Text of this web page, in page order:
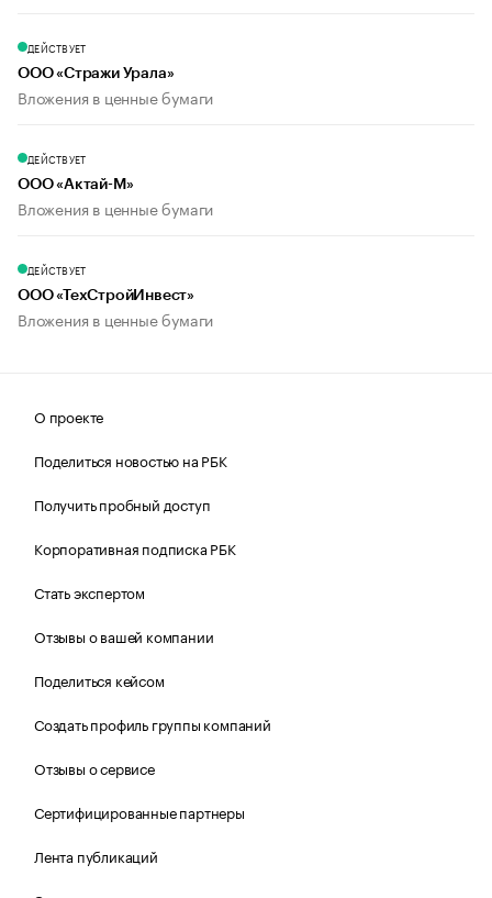
ДЕЙСТВУЕТ
ООО «Стражи Урала»
Вложения в ценные бумаги
ДЕЙСТВУЕТ
ООО «Актай-М»
Вложения в ценные бумаги
ДЕЙСТВУЕТ
ООО «ТехСтройИнвест»
Вложения в ценные бумаги
О проекте
Поделиться новостью на РБК
Получить пробный доступ
Корпоративная подписка РБК
Стать экспертом
Отзывы о вашей компании
Поделиться кейсом
Создать профиль группы компаний
Отзывы о сервисе
Сертифицированные партнеры
Лента публикаций